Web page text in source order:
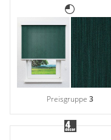
Preisgruppe3